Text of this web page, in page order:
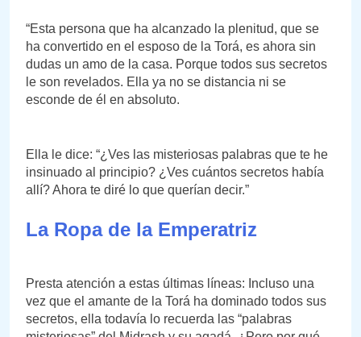
“Esta persona que ha alcanzado la plenitud, que se
ha convertido en el esposo de la Torá, es ahora sin
dudas un amo de la casa. Porque todos sus secretos
le son revelados. Ella ya no se distancia ni se
esconde de él en absoluto.
Ella le dice: “¿Ves las misteriosas palabras que te he
insinuado al principio? ¿Ves cuántos secretos había
allí? Ahora te diré lo que querían decir.”
La Ropa de la Emperatriz
Presta atención a estas últimas líneas: Incluso una
vez que el amante de la Torá ha dominado todos sus
secretos, ella todavía lo recuerda las “palabras